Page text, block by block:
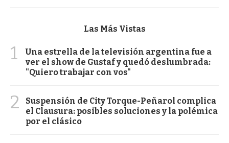
Las Más Vistas
1
Una estrella de la televisión argentina fue a
ver el show de Gustaf y quedó deslumbrada:
"Quiero trabajar con vos"
2
Suspensión de City Torque-Peñarol complica
el Clausura: posibles soluciones y la polémica
por el clásico